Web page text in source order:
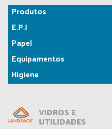
Produtos
E.P.I
Papel
Equipamentos
Higiene
VIDROS E
UTILIDADES